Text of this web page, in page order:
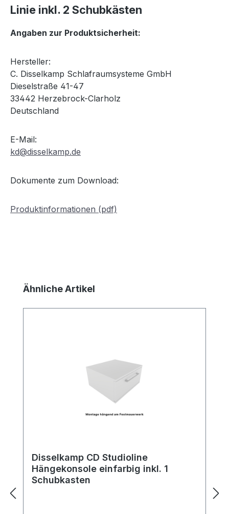
Linie inkl. 2 Schubkästen
Angaben zur Produktsicherheit:
Hersteller:
C. Disselkamp Schlafraumsysteme GmbH
Dieselstraße 41-47
33442 Herzebrock-Clarholz
Deutschland
E-Mail:
kd@disselkamp.de
Dokumente zum Download:
Produktinformationen (pdf)
Produktgalerie überspringen
Ähnliche Artikel
Disselkamp CD Studioline
Hängekonsole einfarbig inkl. 1
Schubkasten